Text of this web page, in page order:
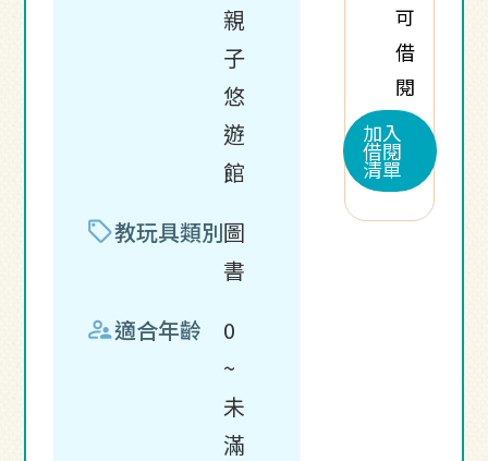
親
子
悠
遊
館
sell教玩具類別圖
書
supervisor_account適合年齡
0
~
未
滿
可
借
閱
加入
借閱
清單